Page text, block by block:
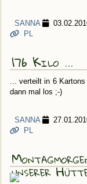
SANNA
PL
176 Kilo ...
... verteilt in 6
dann mal los ;-)
SANNA
PL
unserer